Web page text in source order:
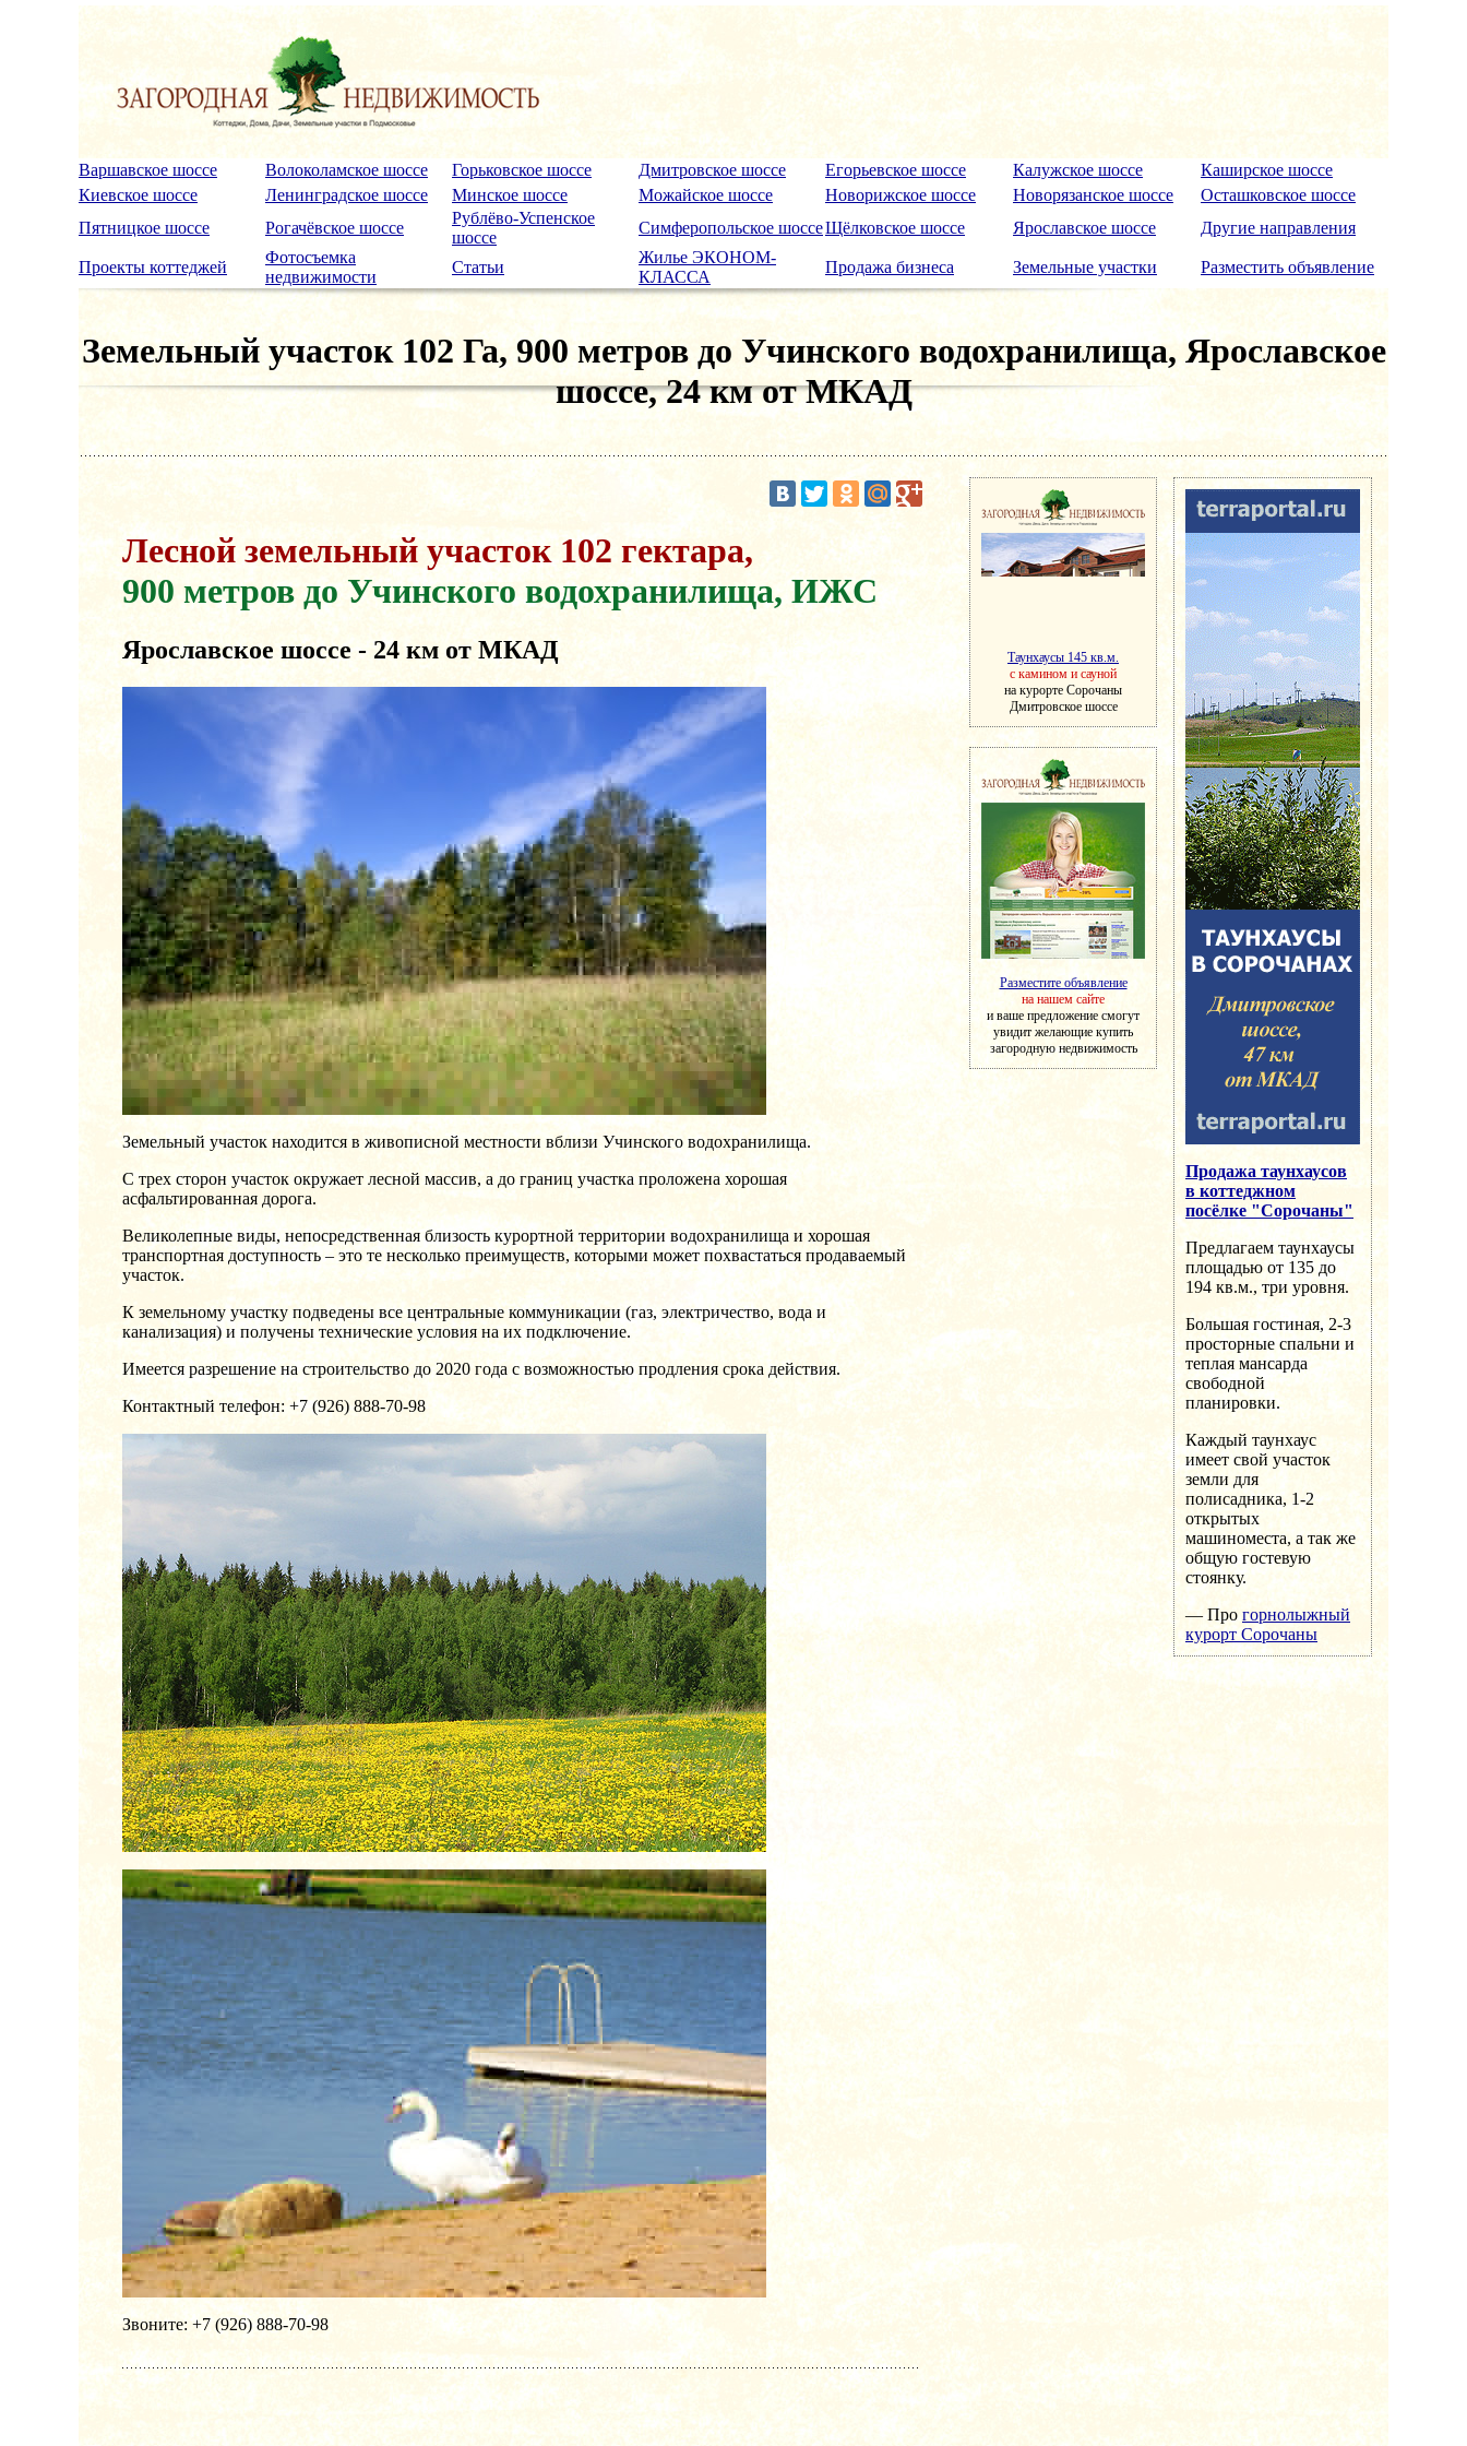
Варшавское шоссе Волоколамское шоссе Горьковское шоссе Дмитровское шоссе Егорьевское шоссе Калужское шоссе
Каширское шоссе
Киевское шоссе
Ленинградское шоссе Минское шоссе Можайское шоссе Новорижское шоссе Новорязанское шоссе
Осташковское шоссе
Пятницкое шоссе
Рогачёвское шоссе
Рублёво-Успенское
шоссе
Симферопольское шоссеЩёлковское шоссе Ярославское шоссе Другие направления
Проекты коттеджей
Фотосъемка
недвижимости
Статьи
Жилье ЭКОНОМ-
КЛАССА
Продажа бизнеса Земельные участки Разместить объявление
Земельный участок 102 Га, 900 метров до Учинского водохранилища, Ярославское
шоссе, 24 км от МКАД
Лесной земельный участок 102 гектара,
900 метров до Учинского водохранилища, ИЖС
Ярославское шоссе - 24 км от МКАД
Земельный участок находится в живописной местности вблизи Учинского водохранилища.
С трех сторон участок окружает лесной массив, а до границ участка проложена хорошая
асфальтированная дорога.
Великолепные виды, непосредственная близость курортной территории водохранилища и хорошая
транспортная доступность – это те несколько преимуществ, которыми может похвастаться продаваемый
участок.
К земельному участку подведены все центральные коммуникации (газ, электричество, вода и
канализация) и получены технические условия на их подключение.
Имеется разрешение на строительство до 2020 года с возможностью продления срока действия.
Контактный телефон: +7 (926) 888-70-98
Звоните: +7 (926) 888-70-98
Таунхаусы 145 кв.м.
с камином и сауной
на курорте Сорочаны
Дмитровское шоссе
Разместите объявление
на нашем сайте
и ваше предложение смогут
увидит желающие купить
загородную недвижимость
Продажа таунхаусов
в коттеджном
посёлке "Сорочаны"
Предлагаем таунхаусы
площадью от 135 до
194 кв.м., три уровня.
Большая гостиная, 2-3
просторные спальни и
теплая мансарда
свободной
планировки.
Каждый таунхаус
имеет свой участок
земли для
полисадника, 1-2
открытых
машиноместа, а так же
общую гостевую
стоянку.
— Про горнолыжный
курорт Сорочаны